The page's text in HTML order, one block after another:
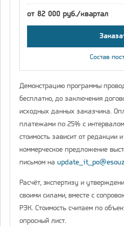
от 82 000 руб./квартал
Состав
Демонстрацию программы
бесплатно, до заключения
исходных данных заказчика.
платежами по 25% с
стоимость зависит от редакции
коммерческое предложение
письмом на
Расчёт, экспертизу и
своими силами, вместе с
РЭК. Стоимость считаем по
опросный лист.